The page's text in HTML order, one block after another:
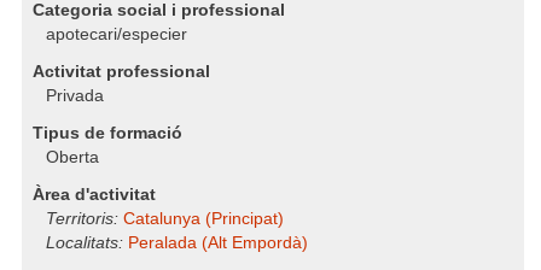
Categoria social i professional
apotecari/especier
Activitat professional
Privada
Tipus de formació
Oberta
Àrea d'activitat
Territoris: Catalunya (Principat)
Localitats: Peralada (Alt Empordà)